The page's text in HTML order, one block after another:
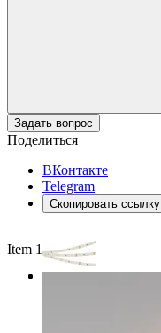
Задать вопрос
Поделиться
ВКонтакте
Telegram
Скопировать ссылку
Item 1 of 3